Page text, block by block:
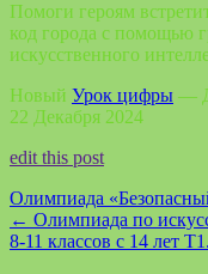
Помоги героям
код города с помощью
искусственного
Новый Урок цифры —
22 Декабря 2024
edit this post
Олимпиада
← Олимпиада по
8-11 классов с 14 лет